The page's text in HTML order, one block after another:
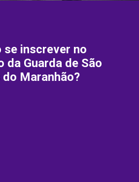
se inscrever no
da Guarda de São
do Maranhão?